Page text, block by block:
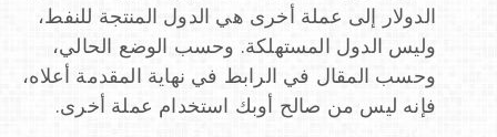
الدولار إلى عملة أخرى هي الدول المنتجة للنفط،
وليس الدول المستهلكة. وحسب الوضع الحالي،
وحسب المقال في الرابط في نهاية المقدمة أعلاه،
فإنه ليس من صالح أوبك استخدام عملة أخرى.